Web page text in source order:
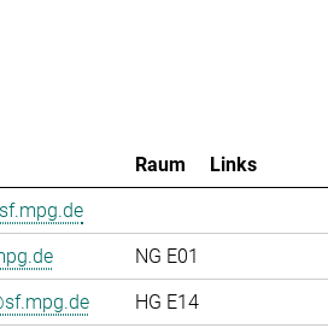
Raum
Links
NG E01
HG E14